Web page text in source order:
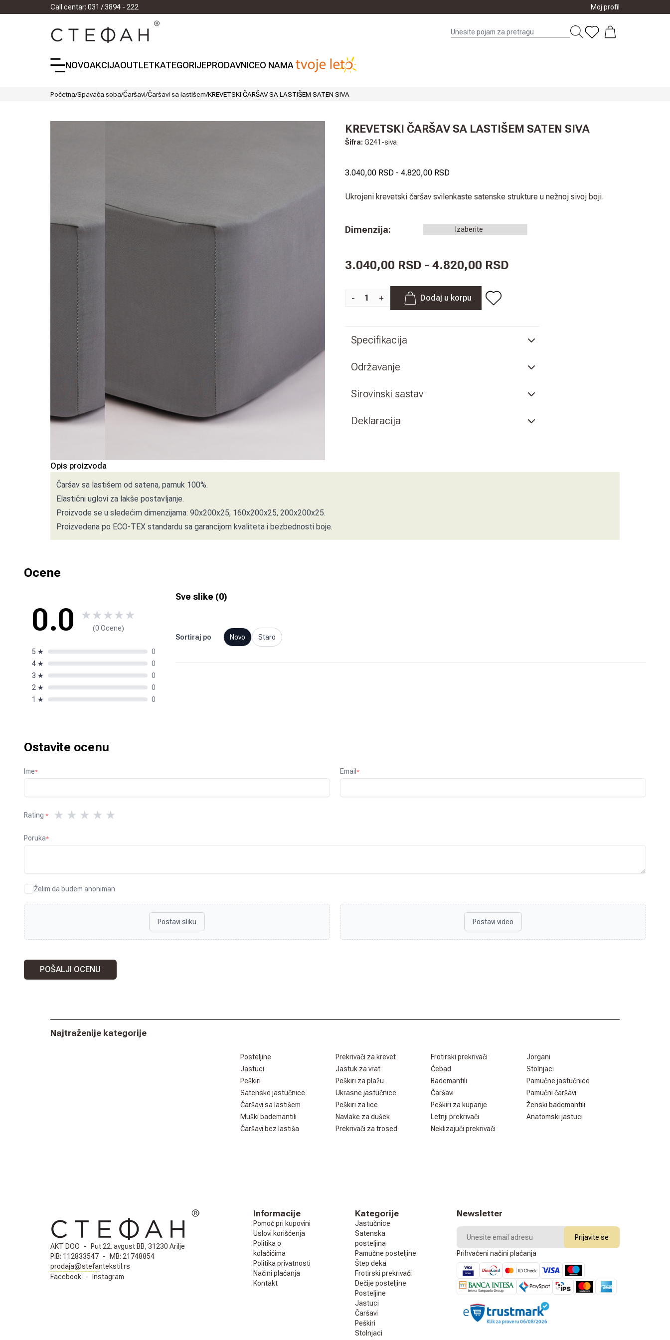
Call centar: 031 / 3894 - 222 Moj profil
NOVOAKCIJAOUTLETKATEGORIJEPRODAVNICEO NAMA
Početna/Spavaća soba/Čaršavi/Čaršavi sa lastišem/KREVETSKI ČARŠAV SA LASTIŠEM SATEN SIVA
KREVETSKI ČARŠAV SA LASTIŠEM SATEN SIVA
Šifra: G241-siva
3.040,00 RSD- 4.820,00 RSD
Ukrojeni krevetski čaršav svilenkaste satenske strukture u nežnoj sivoj boji.
Dimenzija:
3.040,00 RSD - 4.820,00 RSD
- + Dodaj u korpu
Specifikacija
Održavanje
Sirovinski sastav
Deklaracija
Opis proizvoda
Čaršav sa lastišem od satena, pamuk 100%.
Elastični uglovi za lakše postavljanje.
Proizvode se u sledećim dimenzijama: 90x200x25, 160x200x25, 200x200x25.
Proizvedena po ECO-TEX standardu sa garancijom kvaliteta i bezbednosti boje.
Ocene
0.0 ★★★★★
(0 Ocene)
5 ★
0
4 ★
0
3 ★
0
2 ★
0
1 ★ 0
Sve slike (0)
Sortiraj po Novo Staro
Ostavite ocenu
Ime* Email *
Rating * ★ ★ ★ ★ ★
Poruka*
Želim da budem anoniman
Postavi sliku Postavi video
POŠALJI OCENU
Najtraženije kategorije
Posteljine Prekrivači za krevet Frotirski prekrivači
Jorgani
Jastuci
Jastuk za vrat Ćebad
Stolnjaci
Peškiri
Peškiri za plažu Bademantili
Pamučne jastučnice
Satenske jastučnice
Ukrasne jastučnice Čaršavi
Pamučni čaršavi
Čaršavi sa lastišem
Peškiri za lice Peškiri za kupanje
Ženski bademantili
Muški bademantili
Navlake za dušek Letnji prekrivači
Anatomski jastuci
Čaršavi bez lastiša
Prekrivači za trosed Neklizajući prekrivači
AKT DOO -
Put 22. avgust BB, 31230 Arilje
PIB: 112833547 - MB: 21748854
prodaja@stefantekstil.rs
Facebook - Instagram
Informacije
Pomoć pri kupovini
Uslovi korišćenja
Politika o
kolačićima
Politika privatnosti
Načini plaćanja
Kontakt
Kategorije
Jastučnice
Satenska
posteljina
Pamučne posteljine
Štep deka
Frotirski prekrivači
Dečije posteljine
Posteljine
Jastuci
Čaršavi
Peškiri
Stolnjaci
Newsletter
Prijavite se
Prihvaćeni načini plaćanja